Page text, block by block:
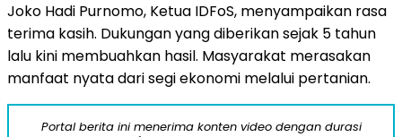
Joko Hadi Purnomo, Ketua IDFoS, menyampaikan rasa
terima kasih. Dukungan yang diberikan sejak 5 tahun
lalu kini membuahkan hasil. Masyarakat merasakan
manfaat nyata dari segi ekonomi melalui pertanian.
Portal berita ini menerima konten video dengan durasi